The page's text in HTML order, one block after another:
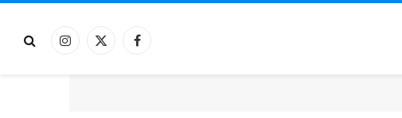
فيسبوكX
الانستغرام